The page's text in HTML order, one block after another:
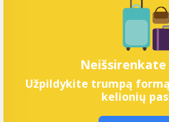
Neišsirenkate
Užpildykite trumpą
kelionių